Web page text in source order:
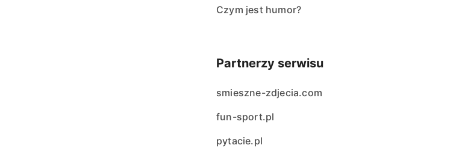
Czym jest humor?
Partnerzy serwisu
smieszne-zdjecia.com
fun-sport.pl
pytacie.pl